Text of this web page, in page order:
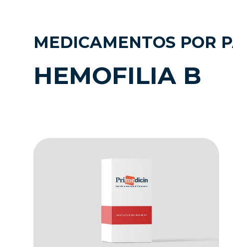
MEDICAMENTOS POR
HEMOFILIA B